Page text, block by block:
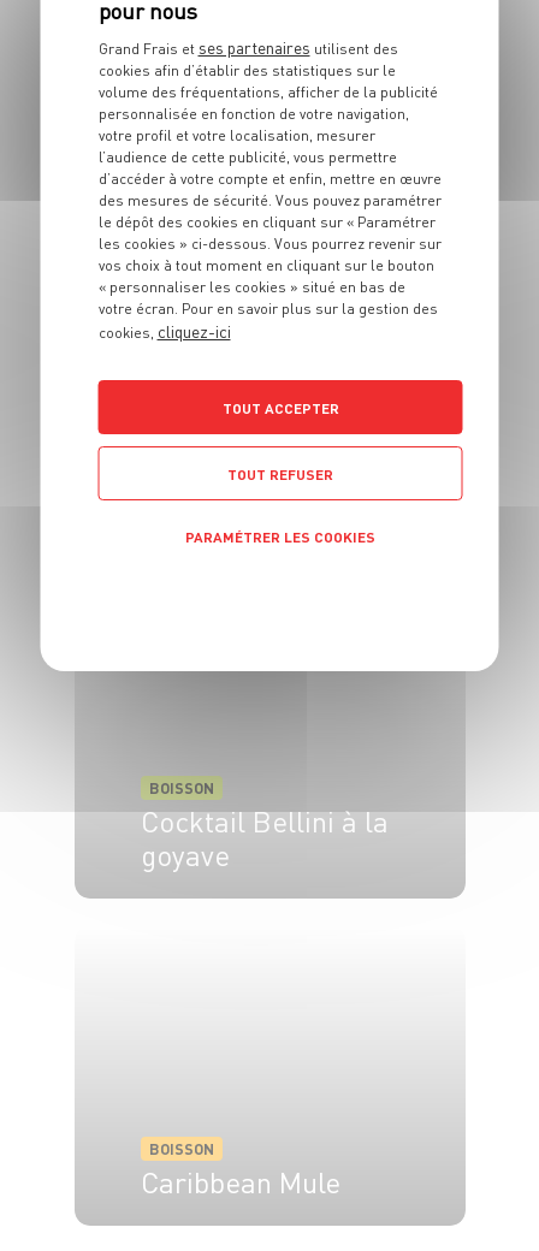
BOISSON
Cake petits pois,
asperges et feta
6 pers. 20 min 40 min
Cappuccino maison
BOISSON
Cocktail Bellini à la
goyave
BOISSON
Caribbean Mule
Grand Frais et ses partenaires utilisent des
cookies afin d’établir des statistiques sur le
volume des fréquentations, afficher de la publicité
personnalisée en fonction de votre navigation,
votre profil et votre localisation, mesurer
l’audience de cette publicité, vous permettre
d’accéder à votre compte et enfin, mettre en œuvre
des mesures de sécurité. Vous pouvez paramétrer
le dépôt des cookies en cliquant sur « Paramétrer
les cookies » ci-dessous. Vous pourrez revenir sur
vos choix à tout moment en cliquant sur le bouton
« personnaliser les cookies » situé en bas de
votre écran. Pour en savoir plus sur la gestion des
cookies, cliquez-ici
TOUT ACCEPTER
TOUT REFUSER
PARAMÉTRER LES COOKIES